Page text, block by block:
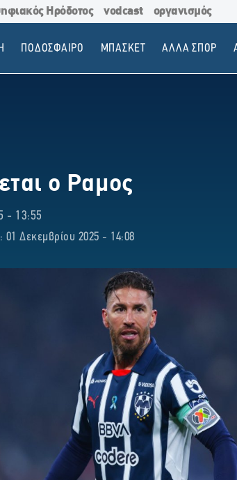
Ηρόδοτος vodcast οργανισμός
ΠΟΔΟΣΦΑΙΡΟ ΜΠΑΣΚΕΤ ΑΛΛΑ ΣΠΟΡ
ο Ραμος
- 13:55
01 Δεκεμβρίου 2025 - 14:08